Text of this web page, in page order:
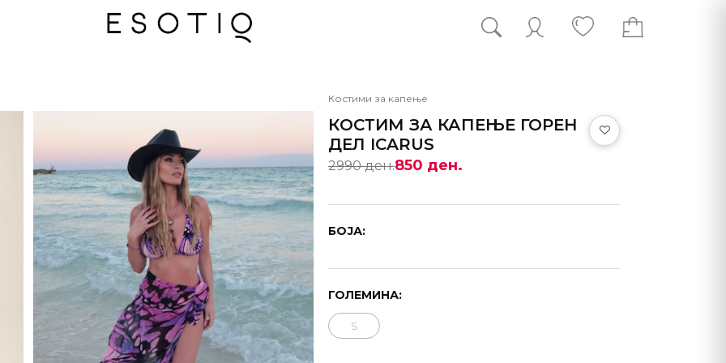
Костими за капење
КОСТИМ ЗА КАПЕЊЕ ГОРЕН
ДЕЛ ICARUS
2990 ден.850 ден.
БОЈА:
ГОЛЕМИНА:
S